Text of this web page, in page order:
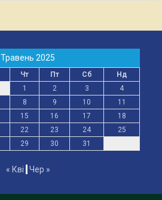
Травень 2025
Чт Пт Сб
Нд
1
2 3
4
8 9 10
11
15 16 17
18
22 23 24
25
29 30 31
« Кві Чер »